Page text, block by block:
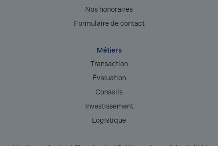
Nos honoraires
Formulaire de contact
Métiers
Transaction
Évaluation
Conseils
Investissement
Logistique